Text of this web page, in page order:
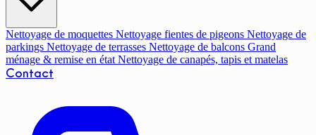
Nettoyage de moquettes Nettoyage fientes de pigeons Nettoyage de
parkings Nettoyage de terrasses Nettoyage de balcons Grand
ménage & remise en état Nettoyage de canapés, tapis et matelas
Contact